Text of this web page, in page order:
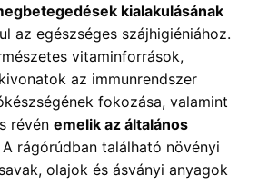
kialakulásának
az egészséges szájhigiéniához.
vitaminforrások,
az immunrendszer
fokozása, valamint
révén emelik az általános
A rágórúdban található növényi
olajok és ásványi anyagok